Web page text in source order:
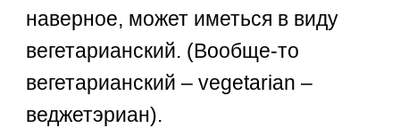
наверное, может иметься в виду
вегетарианский. (Вообще-то
вегетарианский – vegetarian –
веджетэриан).